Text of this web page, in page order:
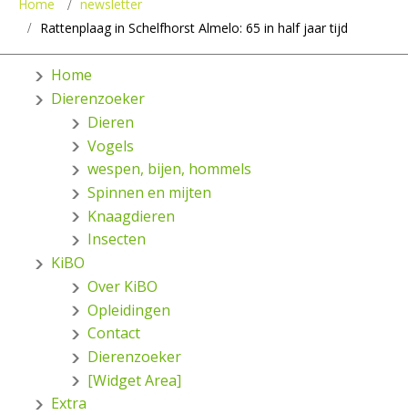
Home
newsletter
Rattenplaag in Schelfhorst Almelo: 65 in half jaar tijd
Home
Dierenzoeker
Dieren
Vogels
wespen, bijen, hommels
Spinnen en mijten
Knaagdieren
Insecten
KiBO
Over KiBO
Opleidingen
Contact
Dierenzoeker
[Widget Area]
Extra